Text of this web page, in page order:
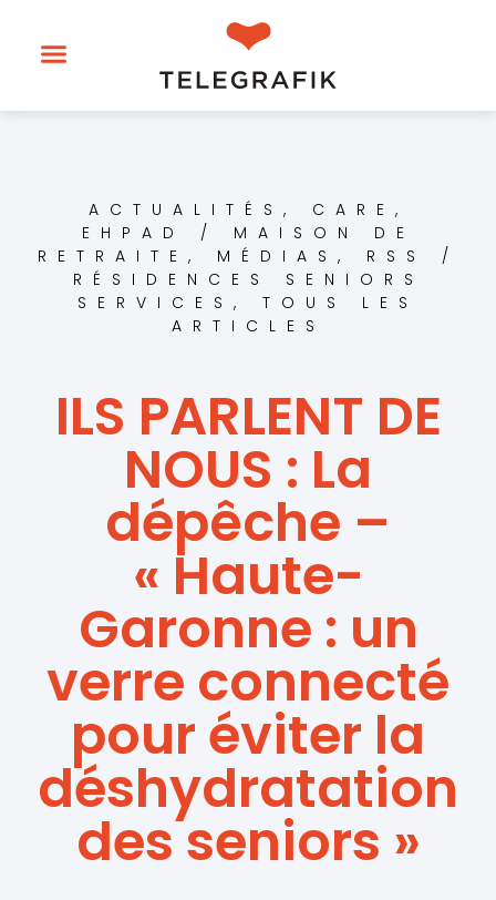
ACTUALITÉS , CARE ,
EHPAD / MAISON DE
RETRAITE , MÉDIAS , RSS /
RÉSIDENCES SENIORS
SERVICES , TOUS LES
ARTICLES
ILS PARLENT DE
NOUS : La
dépêche –
« Haute-
Garonne : un
verre connecté
pour éviter la
déshydratation
des seniors »